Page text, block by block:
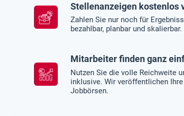
Stellenanzeigen kostenlos
Zahlen Sie nur noch für
bezahlbar, planbar und skalierbar.
Mitarbeiter finden ganz
Nutzen Sie die volle Reichweite
inklusive. Wir veröffentlichen
Jobbörsen.